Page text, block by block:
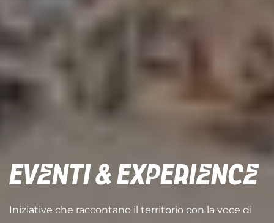
EVENTI & EXPERIENCE
Iniziative che raccontano il territorio con la voce di